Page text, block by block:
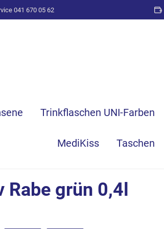
041 670 05 62
Trinkflaschen UNI-Farben
MediKiss Taschen
grün 0,4l